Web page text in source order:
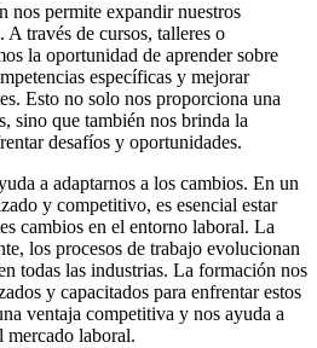
nos permite expandir nuestros
través de cursos, talleres o
la oportunidad de aprender sobre
específicas y mejorar
Esto no solo nos proporciona una
sino que también nos brinda la
desafíos y oportunidades.
a adaptarnos a los cambios. En un
y competitivo, es esencial estar
cambios en el entorno laboral. La
los procesos de trabajo evolucionan
todas las industrias. La formación nos
y capacitados para enfrentar estos
ventaja competitiva y nos ayuda a
mercado laboral.